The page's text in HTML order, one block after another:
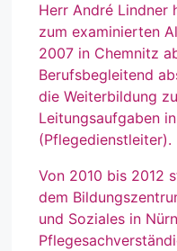
Herr André Lindner
zum examinierten
2007 in Chemnitz
Berufsbegleitend
die Weiterbildung
Leitungsaufgaben
(Pflegedienstleiter).
Von 2010 bis 2012
dem
und Soziales in